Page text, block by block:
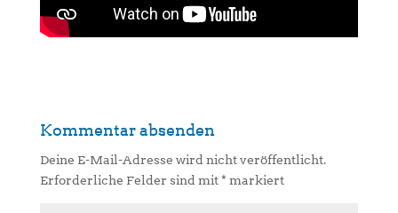
Kommentar absenden
Deine E-Mail-Adresse wird nicht veröffentlicht.
Erforderliche Felder sind mit* markiert